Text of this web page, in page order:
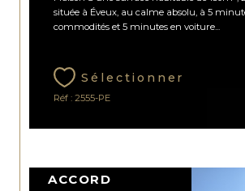
située à Éveux, au calme absolu, à 5
commodités et 5 minutes en voiture...
Sélectionner
Réf : 2555-PE
ACCORD